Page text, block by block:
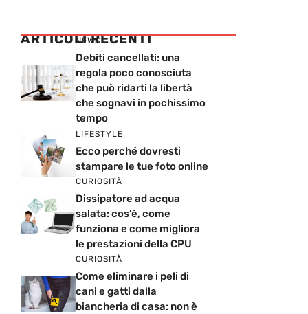
ARTICOLI RECENTI
NEWS
Debiti cancellati: una
regola poco conosciuta
che può ridarti la libertà
che sognavi in pochissimo
tempo
LIFESTYLE
Ecco perché dovresti
stampare le tue foto online
CURIOSITÀ
Dissipatore ad acqua
salata: cos’è, come
funziona e come migliora
le prestazioni della CPU
CURIOSITÀ
Come eliminare i peli di
cani e gatti dalla
biancheria di casa: non è